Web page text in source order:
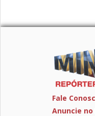
Fale
Anuncie